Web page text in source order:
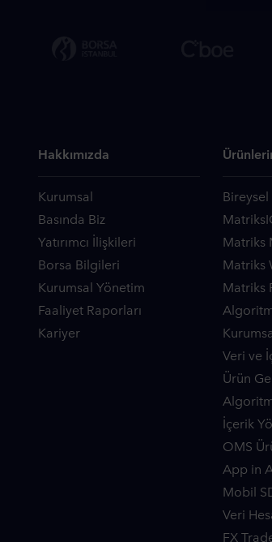
Hakkımızda
Kurumsal
Basında Biz
Yatırımcı İlişkileri
Borsa Bilgileri
Kurumsal Yönetim
Faaliyet Raporları
Kariyer
Matriks
Matriks
Matriks
Veri ve
Ürün
İçerik
OMS
App in
Mobil
Veri
FX